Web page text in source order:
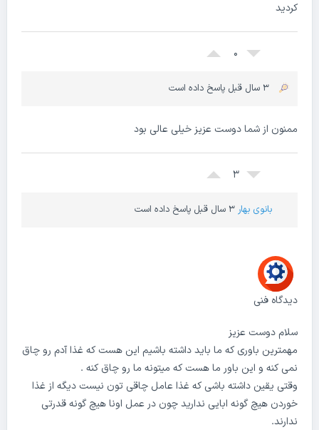
کردید
0
ممنون از شما دوست عزیز خیلی عالی بود
3
بانوی بهار
دیدگاه فنی
سلام دوست عزیز
مهمترین باوری که ما باید داشته باشیم این هست که غذا آدم رو چاق
نمی کنه و این باور ما هست که میتونه ما رو چاق کنه .
وقتی یقین داشته باشی که غذا عامل چاقی تون نیست دیگه از غذا
خوردن هیچ گونه ابایی ندارید چون در عمل اونا هیچ گونه قدرتی
ندارند.